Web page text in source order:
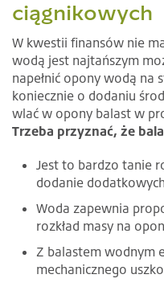
ciągnikowych
W kwestii finansów nie
wodą jest najtańszym
napełnić opony wodą na
koniecznie o dodaniu
wlać w opony balast w
Trzeba przyznać, że
Jest to bardzo tanie
dodanie
Woda zapewnia
rozkład masy na
Z balastem wodnym
mechanicznego